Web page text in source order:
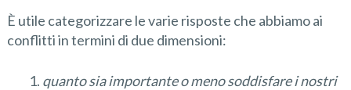
È utile categorizzare le varie risposte che abbiamo ai
conflitti in termini di due dimensioni:
quanto sia importante o meno soddisfare i nostri